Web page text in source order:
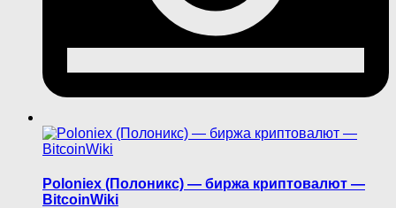
Poloniex (Полоникс) — биржа криптовалют —
BitcoinWiki